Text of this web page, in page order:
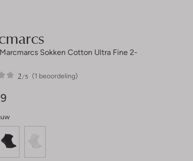
Sokken Cotton Ultra Fine 2-
(1 beoordeling)
2/5